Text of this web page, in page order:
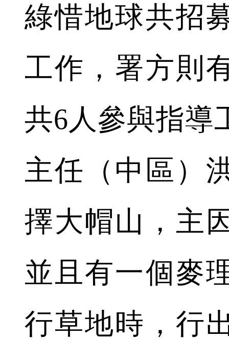
綠惜地球共招
工作，署方則
共6人參與指導
主任（中區）
擇大帽山，主
並且有一個麥
行草地時，行